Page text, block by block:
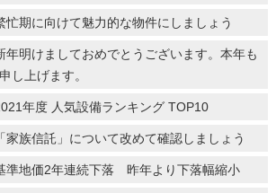
忙期に向けて魅力的な物件にしましょう
年明けましておめでとうございます。本年も
し上げます。
年度 人気設備ランキング TOP10
家族信託」について改めて確認しましょう
準地価2年連続下落 昨年より下落幅縮小